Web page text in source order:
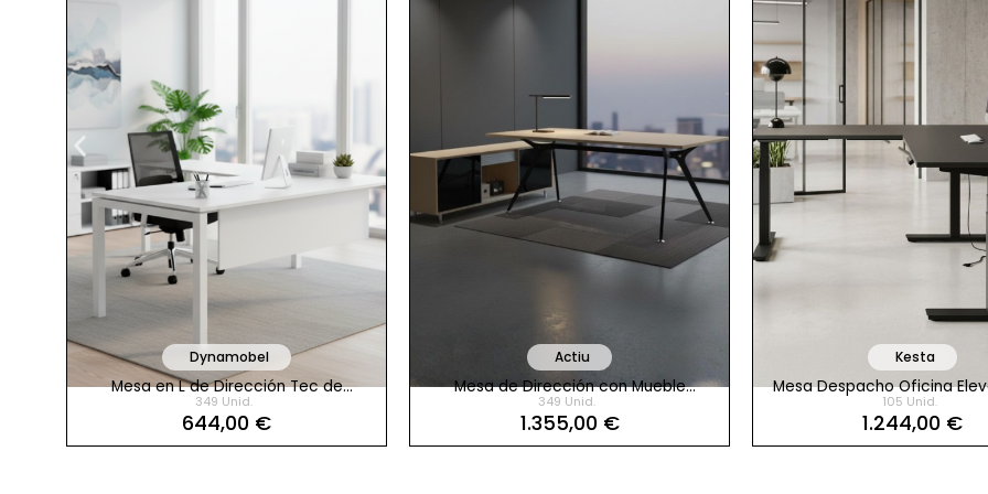
Dynamobel
Mesa en L de Dirección Tec de
Dynamobel
349 Unid.
644,00 €
Actiu
Mesa de Dirección con Mueble
Credencia Block ARKITEK de ACTIU
349 Unid.
1.355,00 €
Kesta
Mesa Despacho Oficina
Ala Vela de Kesta
105 Unid.
1.244,00 €